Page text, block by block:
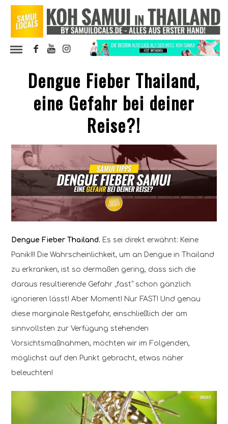
Dengue Fieber Thailand,
eine Gefahr bei deiner
Reise?!
Dengue Fieber Thailand. Es sei direkt erwähnt: Keine
Panik!!! Die Wahrscheinlichkeit, um an Dengue in Thailand
zu erkranken, ist so dermaßen gering, dass sich die
daraus resultierende Gefahr „fast“ schon gänzlich
ignorieren lässt! Aber Moment! Nur FAST! Und genau
diese marginale Restgefahr, einschließlich der am
sinnvollsten zur Verfügung stehenden
Vorsichtsmaßnahmen, möchten wir im Folgenden,
möglichst auf den Punkt gebracht, etwas näher
beleuchten!